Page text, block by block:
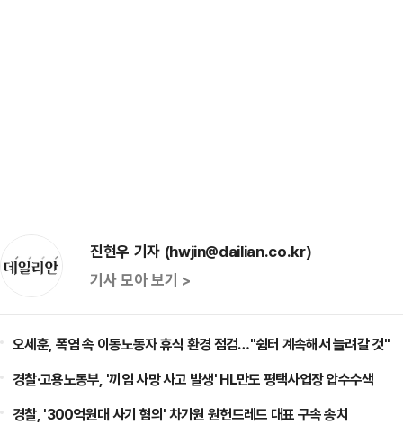
진현우 기자 (hwjin@dailian.co.kr)
기사 모아 보기 >
오세훈, 폭염 속 이동노동자 휴식 환경 점검…"쉼터 계속해서 늘려갈 것"
경찰·고용노동부, '끼임 사망 사고 발생' HL만도 평택사업장 압수수색
경찰, '300억원대 사기 혐의' 차가원 원헌드레드 대표 구속 송치